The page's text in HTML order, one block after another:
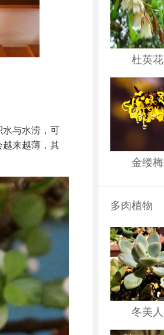
水与水涝，可
越来越薄，其
杜英花
金缕梅
多肉植物
冬美人